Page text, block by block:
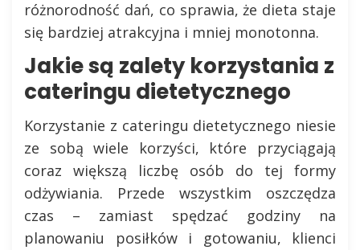
różnorodność dań, co sprawia, że dieta staje
się bardziej atrakcyjna i mniej monotonna.
Jakie są zalety korzystania z
cateringu dietetycznego
Korzystanie z cateringu dietetycznego niesie
ze sobą wiele korzyści, które przyciągają
coraz większą liczbę osób do tej formy
odżywiania. Przede wszystkim oszczędza
czas – zamiast spędzać godziny na
planowaniu posiłków i gotowaniu, klienci